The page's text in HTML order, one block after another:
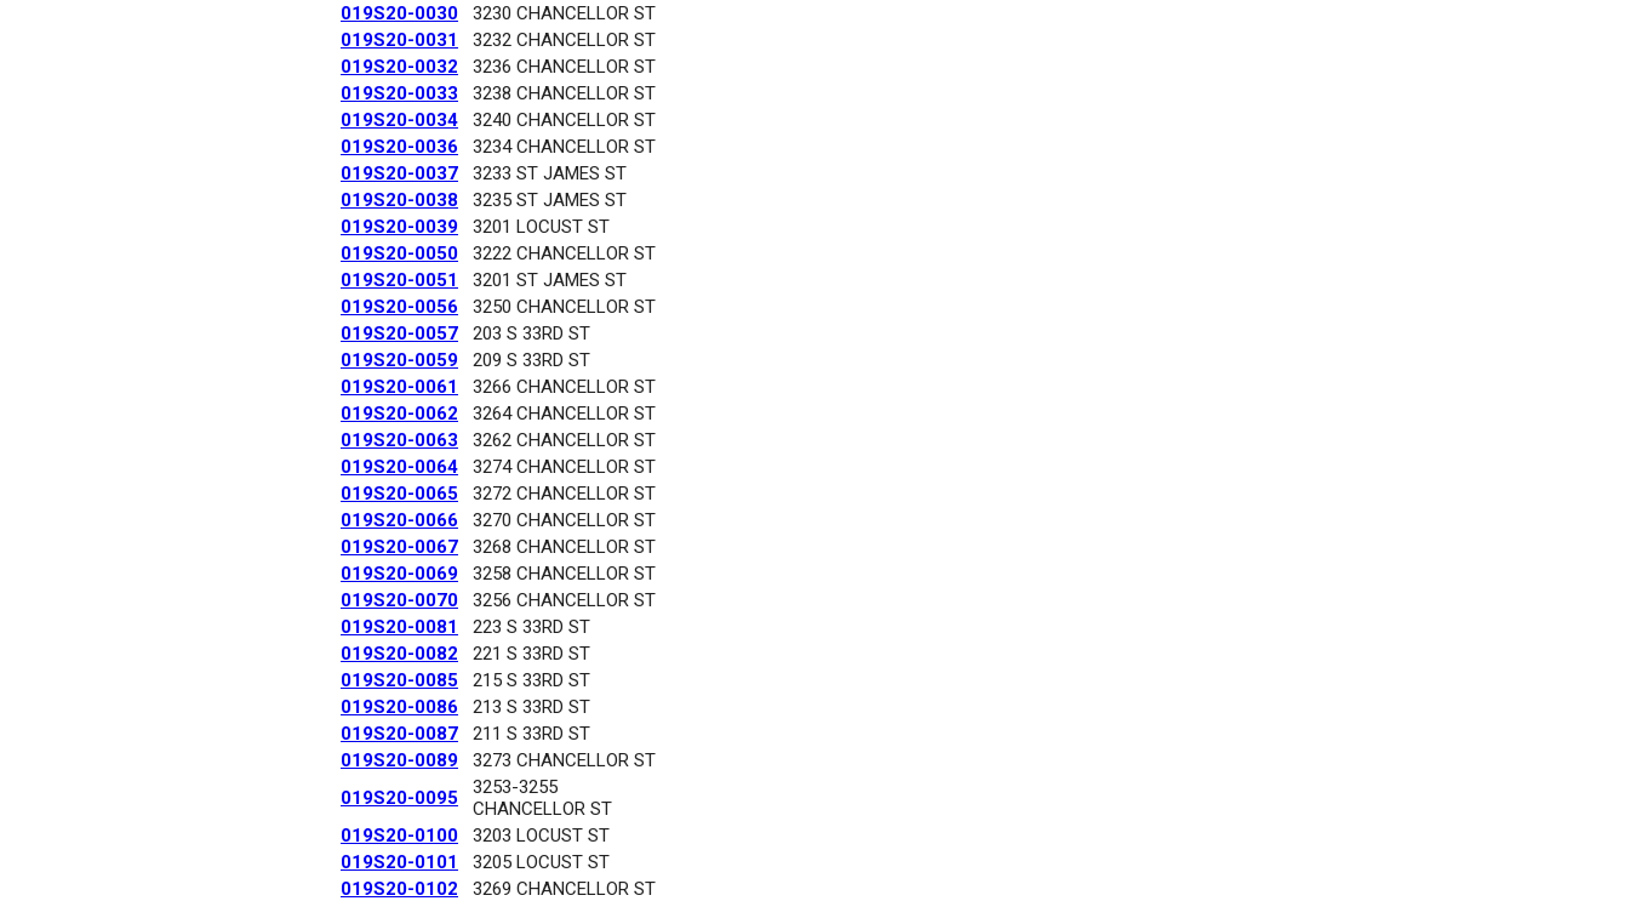
019S20-0030
3230 CHANCELLOR ST
019S20-0031
3232 CHANCELLOR ST
019S20-0032
3236 CHANCELLOR ST
019S20-0033
3238 CHANCELLOR ST
019S20-0034
3240 CHANCELLOR ST
019S20-0036
3234 CHANCELLOR ST
019S20-0037
3233 ST JAMES ST
019S20-0038
3235 ST JAMES ST
019S20-0039
3201 LOCUST ST
019S20-0050
3222 CHANCELLOR ST
019S20-0051
3201 ST JAMES ST
019S20-0056
3250 CHANCELLOR ST
019S20-0057
203 S 33RD ST
019S20-0059
209 S 33RD ST
019S20-0061
3266 CHANCELLOR ST
019S20-0062
3264 CHANCELLOR ST
019S20-0063
3262 CHANCELLOR ST
019S20-0064
3274 CHANCELLOR ST
019S20-0065
3272 CHANCELLOR ST
019S20-0066
3270 CHANCELLOR ST
019S20-0067
3268 CHANCELLOR ST
019S20-0069
3258 CHANCELLOR ST
019S20-0070
3256 CHANCELLOR ST
019S20-0081
223 S 33RD ST
019S20-0082
221 S 33RD ST
019S20-0085
215 S 33RD ST
019S20-0086
213 S 33RD ST
019S20-0087
211 S 33RD ST
019S20-0089
3273 CHANCELLOR ST
019S20-0095
3253-3255
CHANCELLOR ST
019S20-0100
3203 LOCUST ST
019S20-0101
3205 LOCUST ST
019S20-0102
3269 CHANCELLOR ST